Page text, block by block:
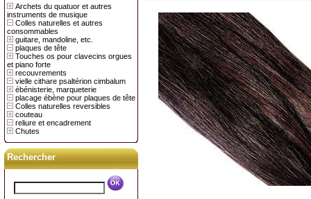
Archets du quatuor et autres
instruments de musique
Colles naturelles et autres
consommables
guitare, mandoline, etc.
plaques de tête
Touches os pour clavecins orgues
et piano forte
recouvrements
vielle cithare psaltérion cimbalum
ébénisterie, marqueterie
placage ébène pour plaques de tête
Colles naturelles reversibles
couteau
reliure et encadrement
Chutes
Rechercher